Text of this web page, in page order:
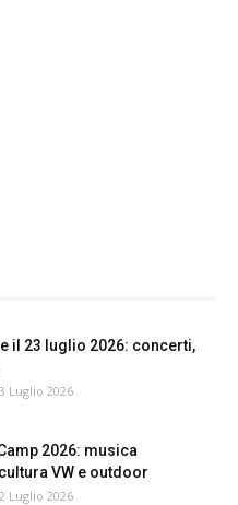
il 23 luglio 2026: concerti,
Luglio 2026
2026: musica
VW e outdoor
Luglio 2026